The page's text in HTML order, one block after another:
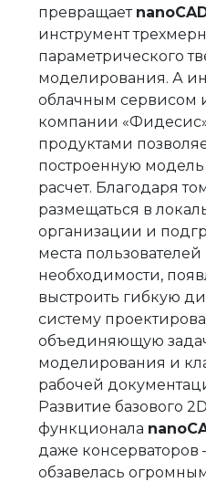
превращает
инструмент
параметрического
моделирования. А
облачным сервисом
компании
продуктами
построенную
расчет. Благодаря
размещаться в
организации и
места
необходимости,
выстроить гибкую
систему
объединяющую
моделирования и
рабочей
Развитие базового
функционала
даже консерваторов
обзавелась